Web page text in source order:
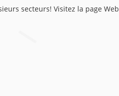
secteurs! Visitez la page Web